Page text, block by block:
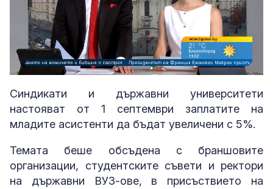
Unmute Loaded:
3.18%
Синдикати и държавни университети
настояват от 1 септември заплатите на
младите асистенти да бъдат увеличени с 5%.
Темата беше обсъдена с браншовите
организации, студентските съвети и ректори
на държавни ВУЗ-ове, в присъствието на